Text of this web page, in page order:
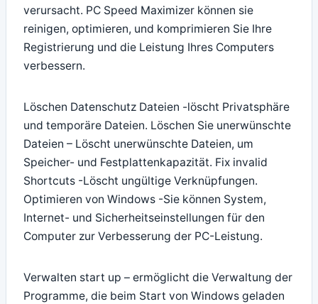
verursacht. PC Speed Maximizer können sie
reinigen, optimieren, und komprimieren Sie Ihre
Registrierung und die Leistung Ihres Computers
verbessern.
Löschen Datenschutz Dateien -löscht Privatsphäre
und temporäre Dateien. Löschen Sie unerwünschte
Dateien – Löscht unerwünschte Dateien, um
Speicher- und Festplattenkapazität. Fix invalid
Shortcuts -Löscht ungültige Verknüpfungen.
Optimieren von Windows -Sie können System,
Internet- und Sicherheitseinstellungen für den
Computer zur Verbesserung der PC-Leistung.
Verwalten start up – ermöglicht die Verwaltung der
Programme, die beim Start von Windows geladen